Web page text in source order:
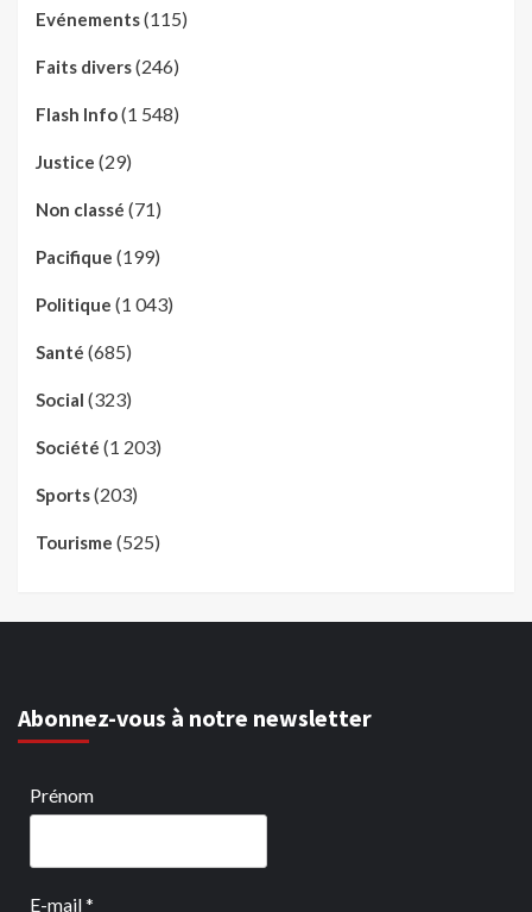
Evénements(115)
Faits divers(246)
Flash Info(1 548)
Justice (29)
Non classé (71)
Pacifique (199)
Politique (1 043)
Santé (685)
Social (323)
Société (1 203)
Sports(203)
Tourisme (525)
Abonnez-vous à notre newsletter
Prénom
E-mail*